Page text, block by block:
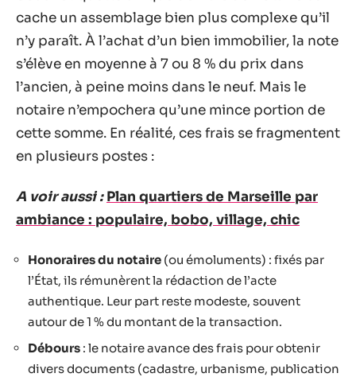
cache un assemblage bien plus complexe qu’il
n’y paraît. À l’achat d’un bien immobilier, la note
s’élève en moyenne à 7 ou 8 % du prix dans
l’ancien, à peine moins dans le neuf. Mais le
notaire n’empochera qu’une mince portion de
cette somme. En réalité, ces frais se fragmentent
en plusieurs postes :
A voir aussi : Plan quartiers de Marseille par
ambiance : populaire, bobo, village, chic
Honoraires du notaire (ou émoluments) : fixés par
l’État, ils rémunèrent la rédaction de l’acte
authentique. Leur part reste modeste, souvent
autour de 1 % du montant de la transaction.
Débours : le notaire avance des frais pour obtenir
divers documents (cadastre, urbanisme, publication